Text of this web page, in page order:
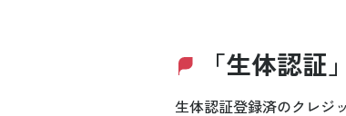
「生体認証
生体認証登録済のクレジ